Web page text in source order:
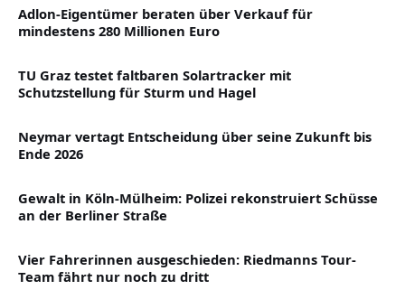
Adlon-Eigentümer beraten über Verkauf für
mindestens 280 Millionen Euro
TU Graz testet faltbaren Solartracker mit
Schutzstellung für Sturm und Hagel
Neymar vertagt Entscheidung über seine Zukunft bis
Ende 2026
Gewalt in Köln-Mülheim: Polizei rekonstruiert Schüsse
an der Berliner Straße
Vier Fahrerinnen ausgeschieden: Riedmanns Tour-
Team fährt nur noch zu dritt